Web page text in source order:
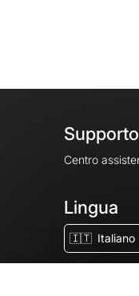
Supporto
Centro
Lingua
🇮🇹 Italiano